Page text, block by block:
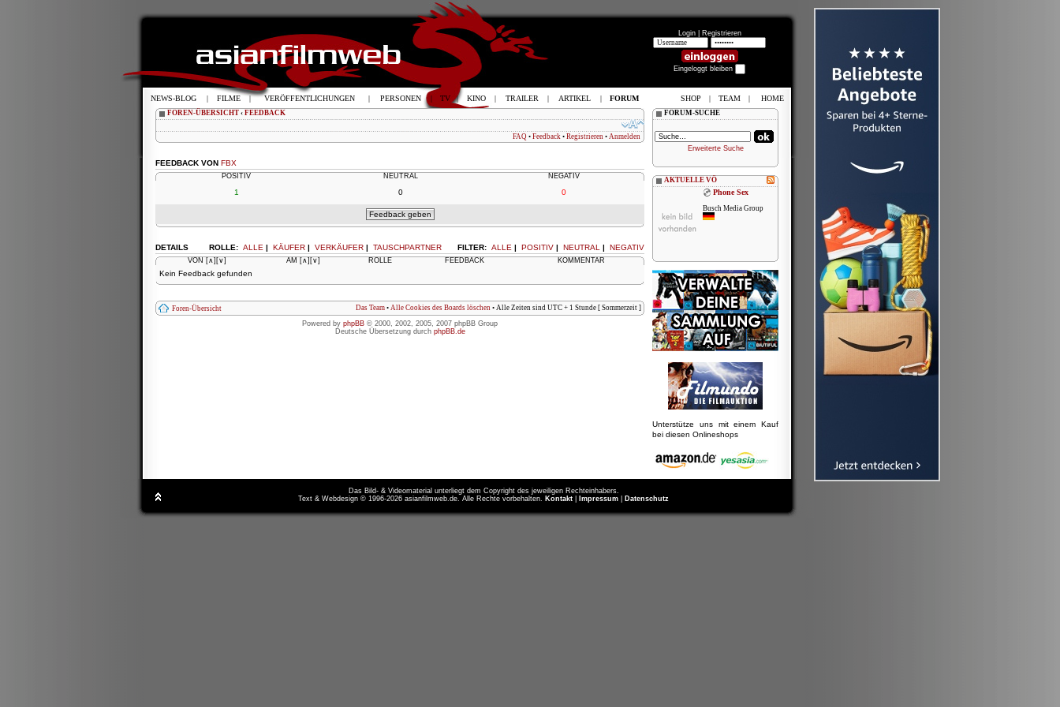
Login | Registrieren
Eingeloggt bleiben
FOREN-ÜBERSICHT ‹ FEEDBACK
FAQ • Feedback • Registrieren • Anmelden
FEEDBACK VON FBX
POSITIV NEUTRAL NEGATIV
1 0 0
FILTER: ALLE | POSITIV | NEUTRAL | NEGATIV
ROLLE: ALLE | KÄUFER | VERKÄUFER | TAUSCHPARTNER
DETAILS
VON [∧] [∨] AM [∧] [∨] ROLLE FEEDBACK KOMMENTAR
Kein Feedback gefunden
Foren-Übersicht Das Team • Alle Cookies des Boards löschen • Alle Zeiten sind UTC + 1 Stunde [ Sommerzeit ]
Powered by phpBB © 2000, 2002, 2005, 2007 phpBB Group
Deutsche Übersetzung durch phpBB.de
FORUM-SUCHE
Erweiterte Suche
AKTUELLE VÖ
Phone Sex
Busch Media Group
Unterstütze uns mit einem Kauf
bei diesen Onlineshops
Das Bild- & Videomaterial unterliegt dem Copyright des jeweiligen Rechteinhabers.
Text & Webdesign © 1996-2026 asianfilmweb.de. Alle Rechte vorbehalten. Kontakt Impressum Datenschutz
NEWS-BLOG | FILME | VERÖFFENTLICHUNGEN | PERSONEN | TV | KINO | TRAILER | ARTIKEL | FORUM SHOP | TEAM | HOME